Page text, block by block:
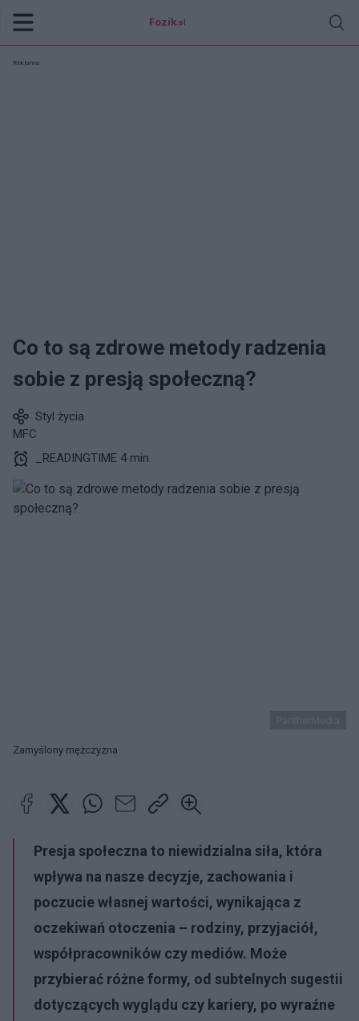
Fozik .pl
Reklama:
Co to są zdrowe metody radzenia
sobie z presją społeczną?
Styl życia
MFC
_READINGTIME 4 min.
Zamyślony mężczyzna
Presja społeczna to niewidzialna siła, która
wpływa na nasze decyzje, zachowania i
poczucie własnej wartości, wynikająca z
oczekiwań otoczenia – rodziny, przyjaciół,
współpracowników czy mediów. Może
przybierać różne formy, od subtelnych sugestii
dotyczących wyglądu czy kariery, po wyraźne